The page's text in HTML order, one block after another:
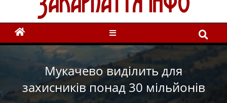
Мукачево виділить для
захисників понад 30 мільйонів